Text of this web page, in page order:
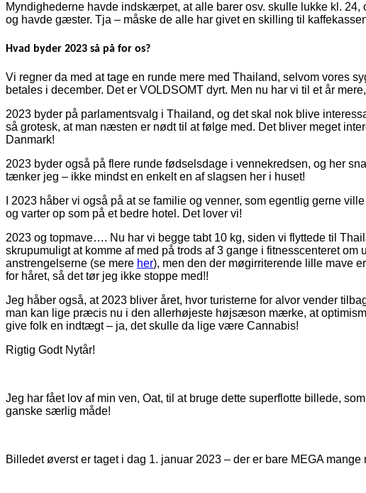
Myndighederne havde indskærpet, at alle barer osv. skulle lukke kl.
og havde gæster. Tja – måske de alle har givet en skilling til
Hvad byder 2023 så på for os?
Vi regner da med at tage en runde mere med Thailand, selvom vores
betales i december. Det er VOLDSOMT dyrt. Men nu har vi til et år
2023 byder på parlamentsvalg i Thailand, og det skal nok blive
så grotesk, at man næsten er nødt til at følge med. Det bliver meget
Danmark!
2023 byder også på flere runde fødselsdage i vennekredsen, og her
tænker jeg – ikke mindst en enkelt en af slagsen her i huset!
I 2023 håber vi også på at se familie og venner, som egentlig gerne
og varter op som på et bedre hotel. Det lover vi!
2023 og topmave…. Nu har vi begge tabt 10 kg, siden vi flyttede til
skrupumuligt at komme af med på trods af 3 gange i fitnesscenteret
anstrengelserne (se mere her), men den der møgirriterende lille mave
for håret, så det tør jeg ikke stoppe med!!
Jeg håber også, at 2023 bliver året, hvor turisterne for alvor vender
man kan lige præcis nu i den allerhøjeste højsæson mærke, at
give folk en indtægt – ja, det skulle da lige være Cannabis!
Rigtig Godt Nytår!
Jeg har fået lov af min ven, Oat, til at bruge dette superflotte billede,
ganske særlig måde!
Billedet øverst er taget i dag 1. januar 2023 – der er bare MEGA